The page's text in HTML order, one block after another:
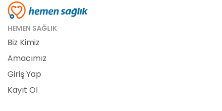
HEMEN SAĞLIK
Biz Kimiz
Amacımız
Giriş Yap
Kayıt Ol